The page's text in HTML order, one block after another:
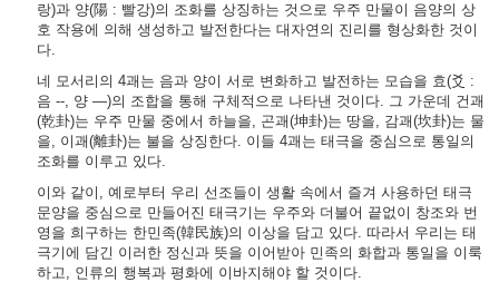
랑)과 양(陽 : 빨강)의 조화를 상징하는 것으로 우주 만물이 음양의 상
호 작용에 의해 생성하고 발전한다는 대자연의 진리를 형상화한 것이
다.
네 모서리의 4괘는 음과 양이 서로 변화하고 발전하는 모습을 효(爻 :
음 --, 양 ―)의 조합을 통해 구체적으로 나타낸 것이다. 그 가운데 건괘
(乾卦)는 우주 만물 중에서 하늘을, 곤괘(坤卦)는 땅을, 감괘(坎卦)는 물
을, 이괘(離卦)는 불을 상징한다. 이들 4괘는 태극을 중심으로 통일의
조화를 이루고 있다.
이와 같이, 예로부터 우리 선조들이 생활 속에서 즐겨 사용하던 태극
문양을 중심으로 만들어진 태극기는 우주와 더불어 끝없이 창조와 번
영을 희구하는 한민족(韓民族)의 이상을 담고 있다. 따라서 우리는 태
극기에 담긴 이러한 정신과 뜻을 이어받아 민족의 화합과 통일을 이룩
하고, 인류의 행복과 평화에 이바지해야 할 것이다.